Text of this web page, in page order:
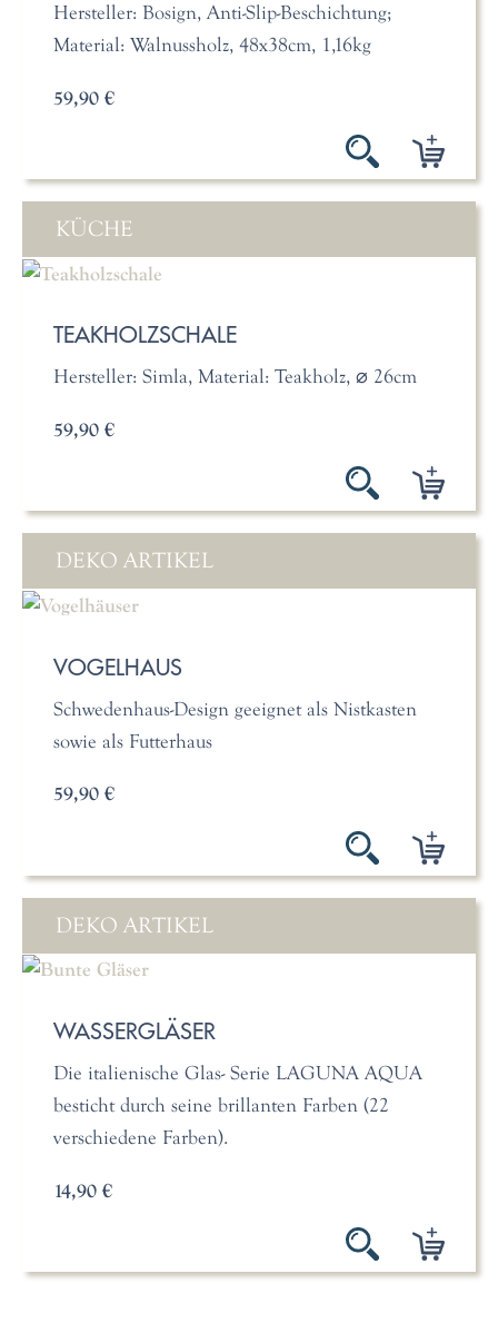
Hersteller: Bosign, Anti-Slip-Beschichtung;
Material: Walnussholz, 48x38cm, 1,16kg
59,90 €
KÜCHE
TEAKHOLZSCHALE
Hersteller: Simla, Material: Teakholz, ⌀ 26cm
59,90 €
DEKO ARTIKEL
VOGELHAUS
Schwedenhaus-Design geeignet als Nistkasten
sowie als Futterhaus
59,90 €
DEKO ARTIKEL
WASSERGLÄSER
Die italienische Glas- Serie LAGUNA AQUA
besticht durch seine brillanten Farben (22
verschiedene Farben).
14,90 €